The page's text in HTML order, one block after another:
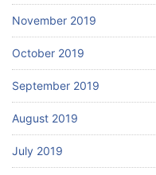
November 2019
October 2019
September 2019
August 2019
July 2019